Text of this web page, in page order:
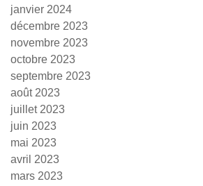
janvier 2024
décembre 2023
novembre 2023
octobre 2023
septembre 2023
août 2023
juillet 2023
juin 2023
mai 2023
avril 2023
mars 2023